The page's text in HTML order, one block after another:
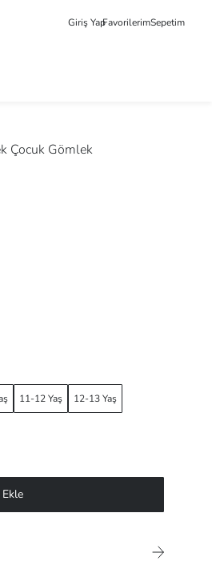
Giriş YapFavorilerimSepetim
Çocuk Gömlek
11-12 Yaş 12-13 Yaş